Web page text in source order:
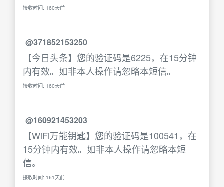
接收时间: 160天前
@371852153250
【今日头条】您的验证码是6225，在15分钟
内有效。如非本人操作请忽略本短信。
接收时间: 160天前
@160921453203
【WiFi万能钥匙】您的验证码是100541，在
15分钟内有效。如非本人操作请忽略本短
信。
接收时间: 161天前